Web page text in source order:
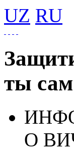
UZ RU
ты сам
О